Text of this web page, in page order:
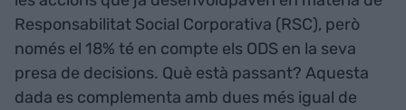
Responsabilitat Social Corporativa (RSC), però
només el 18% té en compte els ODS en la seva
presa de decisions. Què està passant? Aquesta
dada es complementa amb dues més igual de